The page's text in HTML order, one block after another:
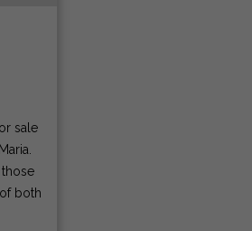
sale
both